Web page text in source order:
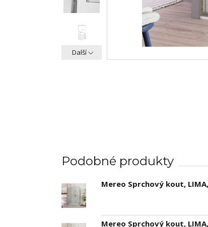
Další
Podobné produkty
Mereo Sprchový kout,
Mereo Sprchový kout,